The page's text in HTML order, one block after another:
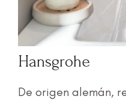
Hansgrohe
De origen alemán,